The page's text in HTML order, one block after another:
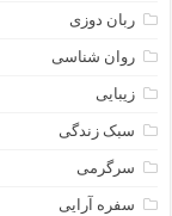
ربان دوزی
روان شناسی
زیبایی
سبک زندگی
سرگرمی
سفره آرایی